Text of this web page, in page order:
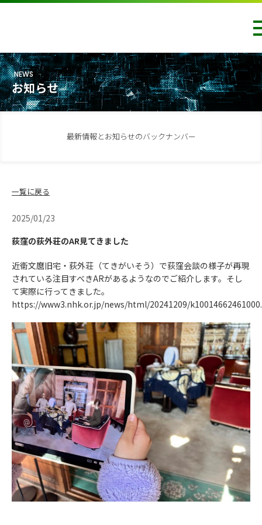
NEWS
お知らせ
最新情報とお知らせのバックナンバー
一覧に戻る
2025/01/23
荻窪の荻外荘のAR見てきました
近衞文麿旧宅・荻外荘（てきがいそう）で荻窪会談の様子が再現
されている注目すべきARがあるようなのでご紹介します。そし
て実際に行ってきました。
https://www3.nhk.or.jp/news/html/20241209/